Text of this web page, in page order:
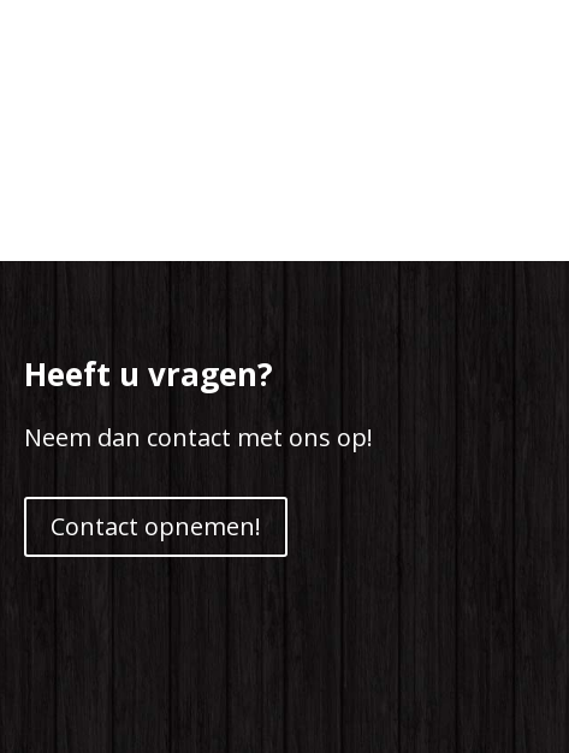
Heeft u vragen?
Neem dan contact met ons op!
Contact opnemen!